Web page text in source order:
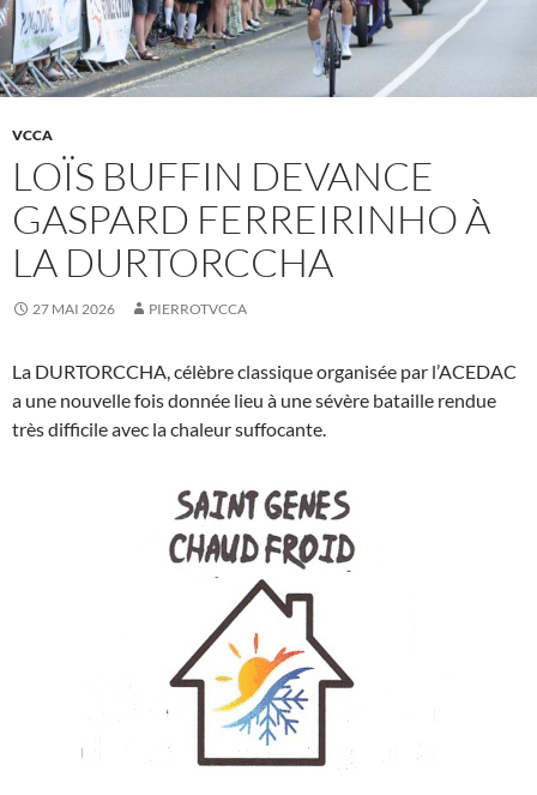
VCCA
LOÏS BUFFIN DEVANCE
GASPARD FERREIRINHO À
LA DURTORCCHA
27 MAI 2026 PIERROTVCCA
La DURTORCCHA, célèbre classique organisée par l’ACEDAC
a une nouvelle fois donnée lieu à une sévère bataille rendue
très difficile avec la chaleur suffocante.